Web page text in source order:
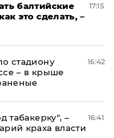
балтийские
это сделать, –
17:15
стадиону
– в крыше
16:42
табакерку", –
краха власти
16:41